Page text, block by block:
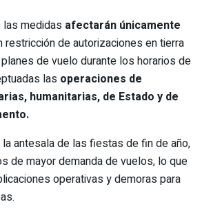
las medidas afectarán únicamente
restricción de autorizaciones en tierra
de vuelo durante los horarios de
las operaciones de
humanitarias, de Estado y de
antesala de las fiestas de fin de año,
de mayor demanda de vuelos, lo que
operativas y demoras para